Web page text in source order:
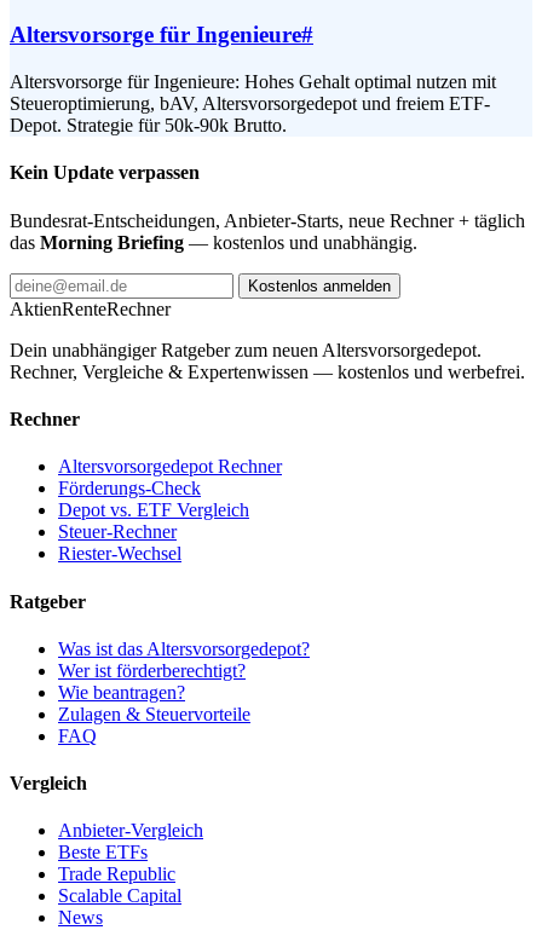
Altersvorsorge für Ingenieure#
Altersvorsorge für Ingenieure: Hohes Gehalt optimal nutzen mit
Steueroptimierung, bAV, Altersvorsorgedepot und freiem ETF-
Depot. Strategie für 50k-90k Brutto.
Kein Update verpassen
Bundesrat-Entscheidungen, Anbieter-Starts, neue Rechner + täglich
das Morning Briefing — kostenlos und unabhängig.
Kostenlos anmelden
AktienRenteRechner
Dein unabhängiger Ratgeber zum neuen Altersvorsorgedepot.
Rechner, Vergleiche & Expertenwissen — kostenlos und werbefrei.
Rechner
Altersvorsorgedepot Rechner
Förderungs-Check
Depot vs. ETF Vergleich
Steuer-Rechner
Riester-Wechsel
Ratgeber
Was ist das Altersvorsorgedepot?
Wer ist förderberechtigt?
Wie beantragen?
Zulagen & Steuervorteile
FAQ
Vergleich
Anbieter-Vergleich
Beste ETFs
Trade Republic
Scalable Capital
News